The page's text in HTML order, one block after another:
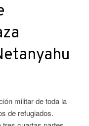
militar de toda la
de refugiados.